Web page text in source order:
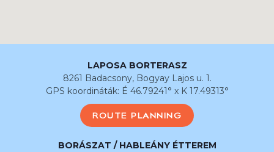
LAPOSA BORTERASZ
8261 Badacsony, Bogyay Lajos u. 1.
GPS koordináták: É 46.79241° x K 17.49313°
ROUTE PLANNING
BORÁSZAT / HABLEÁNY ÉTTEREM